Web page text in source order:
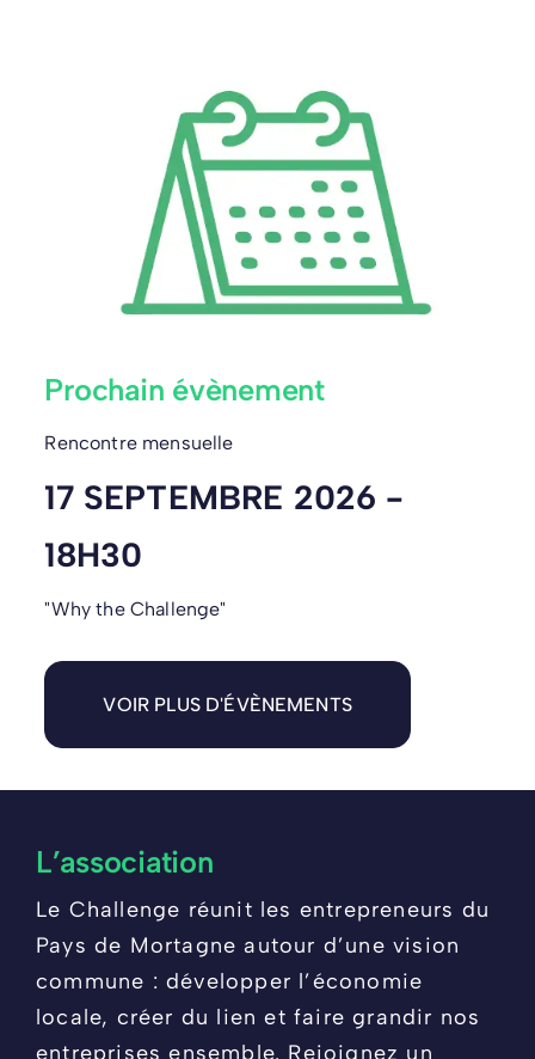
Prochain évènement
Rencontre mensuelle
17 SEPTEMBRE 2026 -
18H30
"Why the Challenge"
VOIR PLUS D'ÉVÈNEMENTS
L’association
Le Challenge réunit les entrepreneurs du
Pays de Mortagne autour d’une vision
commune : développer l’économie
locale, créer du lien et faire grandir nos
entreprises ensemble. Rejoignez un